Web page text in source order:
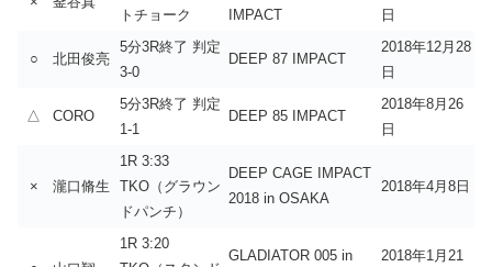
トチョーク
IMPACT
日
○ 北田俊亮
5分3R終了 判定
3-0
DEEP 87 IMPACT
2018年12月28
日
△ CORO
5分3R終了 判定
1-1
DEEP 85 IMPACT
2018年8月26
日
× 瀧口脩生
1R 3:33
TKO（グラウン
ドパンチ）
DEEP CAGE IMPACT
2018 in OSAKA
2018年4月8日
1R 3:20
GLADIATOR 005 in
2018年1月21